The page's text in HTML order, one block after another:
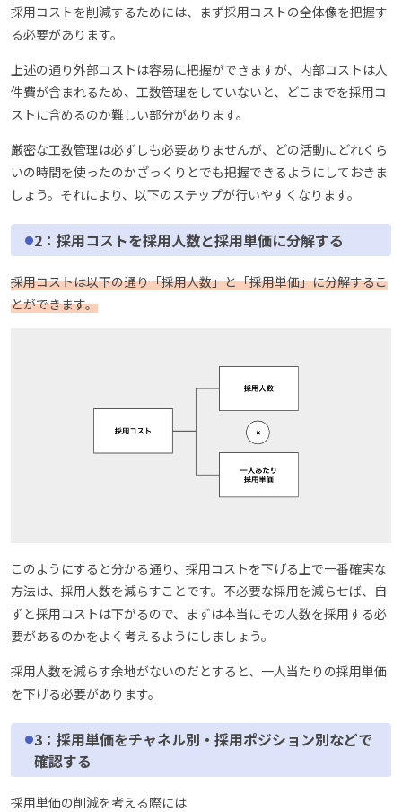
採用コストを削減するためには、まず採用コストの全体像を把握す
る必要があります。
上述の通り外部コストは容易に把握ができますが、内部コストは人
件費が含まれるため、工数管理をしていないと、どこまでを採用コ
ストに含めるのか難しい部分があります。
厳密な工数管理は必ずしも必要ありませんが、どの活動にどれくら
いの時間を使ったのかざっくりとでも把握できるようにしておきま
しょう。それにより、以下のステップが行いやすくなります。
2：採用コストを採用人数と採用単価に分解する
採用コストは以下の通り「採用人数」と「採用単価」に分解するこ
とができます。
このようにすると分かる通り、採用コストを下げる上で一番確実な
方法は、採用人数を減らすことです。不必要な採用を減らせば、自
ずと採用コストは下がるので、まずは本当にその人数を採用する必
要があるのかをよく考えるようにしましょう。
採用人数を減らす余地がないのだとすると、一人当たりの採用単価
を下げる必要があります。
3：採用単価をチャネル別・採用ポジション別などで
確認する
採用単価の削減を考える際には